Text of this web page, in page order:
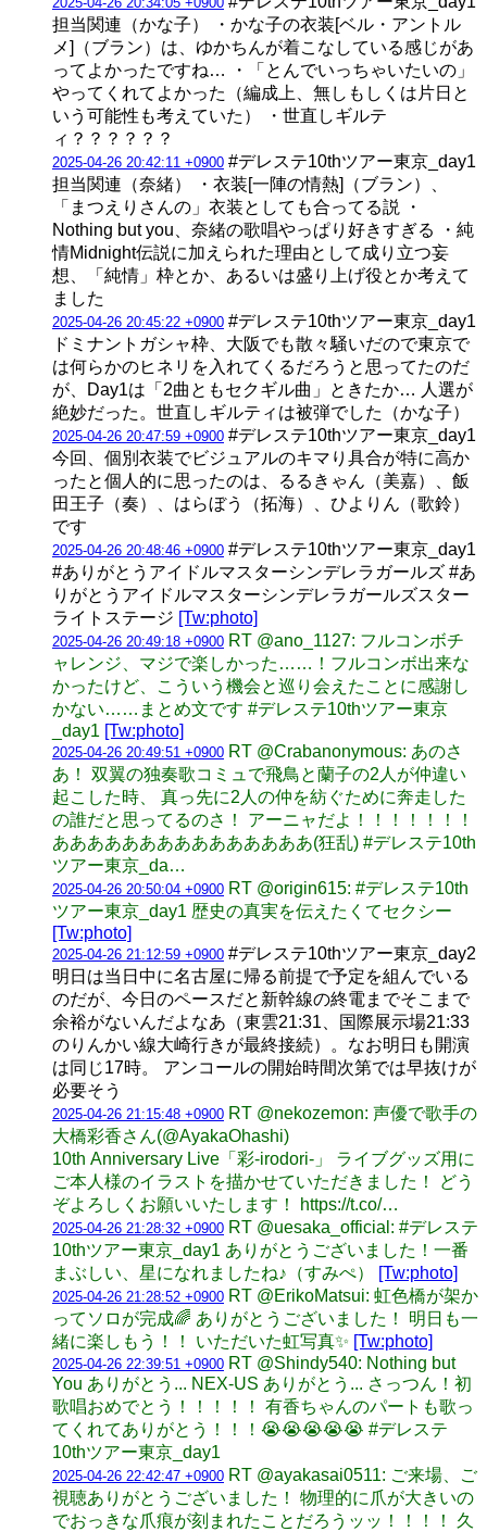
担当関連（かな子） ・かな子の衣装[ベル・アントル
メ]（ブラン）は、ゆかちんが着こなしている感じがあ
ってよかったですね… ・「とんでいっちゃいたいの」
やってくれてよかった（編成上、無しもしくは片日と
いう可能性も考えていた） ・世直しギルテ
ィ？？？？？？
2025-04-26 20:42:11 +0900 #デレステ10thツアー東京_day1
担当関連（奈緒） ・衣装[一陣の情熱]（ブラン）、
「まつえりさんの」衣装としても合ってる説 ・
Nothing but you、奈緒の歌唱やっぱり好きすぎる ・純
情Midnight伝説に加えられた理由として成り立つ妄
想、「純情」枠とか、あるいは盛り上げ役とか考えて
ました
2025-04-26 20:45:22 +0900 #デレステ10thツアー東京_day1
ドミナントガシャ枠、大阪でも散々騒いだので東京で
は何らかのヒネリを入れてくるだろうと思ってたのだ
が、Day1は「2曲ともセクギル曲」ときたか… 人選が
絶妙だった。世直しギルティは被弾でした（かな子）
2025-04-26 20:47:59 +0900 #デレステ10thツアー東京_day1
今回、個別衣装でビジュアルのキマり具合が特に高か
ったと個人的に思ったのは、るるきゃん（美嘉）、飯
田王子（奏）、はらぼう（拓海）、ひよりん（歌鈴）
です
2025-04-26 20:48:46 +0900 #デレステ10thツアー東京_day1
#ありがとうアイドルマスターシンデレラガールズ #あ
りがとうアイドルマスターシンデレラガールズスター
ライトステージ [Tw:photo]
2025-04-26 20:49:18 +0900 RT @ano_1127: フルコンボチ
ャレンジ、マジで楽しかった……！フルコンボ出来な
かったけど、こういう機会と巡り会えたことに感謝し
かない……まとめ文です #デレステ10thツアー東京
_day1 [Tw:photo]
2025-04-26 20:49:51 +0900 RT @Crabanonymous: あのさ
あ！ 双翼の独奏歌コミュで飛鳥と蘭子の2人が仲違い
起こした時、 真っ先に2人の仲を紡ぐために奔走した
の誰だと思ってるのさ！ アーニャだよ！！！！！！！
あああああああああああああああ(狂乱) #デレステ10th
ツアー東京_da…
2025-04-26 20:50:04 +0900 RT @origin615: #デレステ10th
ツアー東京_day1 歴史の真実を伝えたくてセクシー
[Tw:photo]
2025-04-26 21:12:59 +0900 #デレステ10thツアー東京_day2
明日は当日中に名古屋に帰る前提で予定を組んでいる
のだが、今日のペースだと新幹線の終電までそこまで
余裕がないんだよなあ（東雲21:31、国際展示場21:33
のりんかい線大崎行きが最終接続）。なお明日も開演
は同じ17時。 アンコールの開始時間次第では早抜けが
必要そう
2025-04-26 21:15:48 +0900 RT @nekozemon: 声優で歌手の
大橋彩香さん(@AyakaOhashi)
10th Anniversary Live「彩-irodori-」 ライブグッズ用に
ご本人様のイラストを描かせていただきました！ どう
ぞよろしくお願いいたします！ https://t.co/…
2025-04-26 21:28:32 +0900 RT @uesaka_official: #デレステ
10thツアー東京_day1 ありがとうございました！一番
まぶしい、星になれましたね♪（すみぺ）
[Tw:photo]
2025-04-26 21:28:52 +0900 RT @ErikoMatsui: 虹色橋が架か
ってソロが完成🌈 ありがとうございました！ 明日も一
緒に楽しもう！！ いただいた虹写真✨️ [Tw:photo]
2025-04-26 22:39:51 +0900 RT @Shindy540: Nothing but
You ありがとう... NEX-US ありがとう... さっつん！初
歌唱おめでとう！！！！！ 有香ちゃんのパートも歌っ
てくれてありがとう！！！😭😭😭😭😭 #デレステ
10thツアー東京_day1
2025-04-26 22:42:47 +0900 RT @ayakasai0511: ご来場、ご
視聴ありがとうございました！ 物理的に爪が大きいの
でおっきな爪痕が刻まれたことだろうッッ！！！！ 久